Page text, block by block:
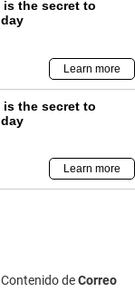
Contenido deCorreo